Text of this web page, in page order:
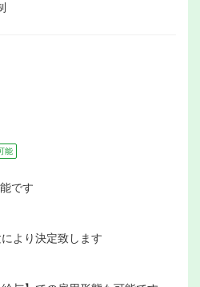
能
です
より決定致します